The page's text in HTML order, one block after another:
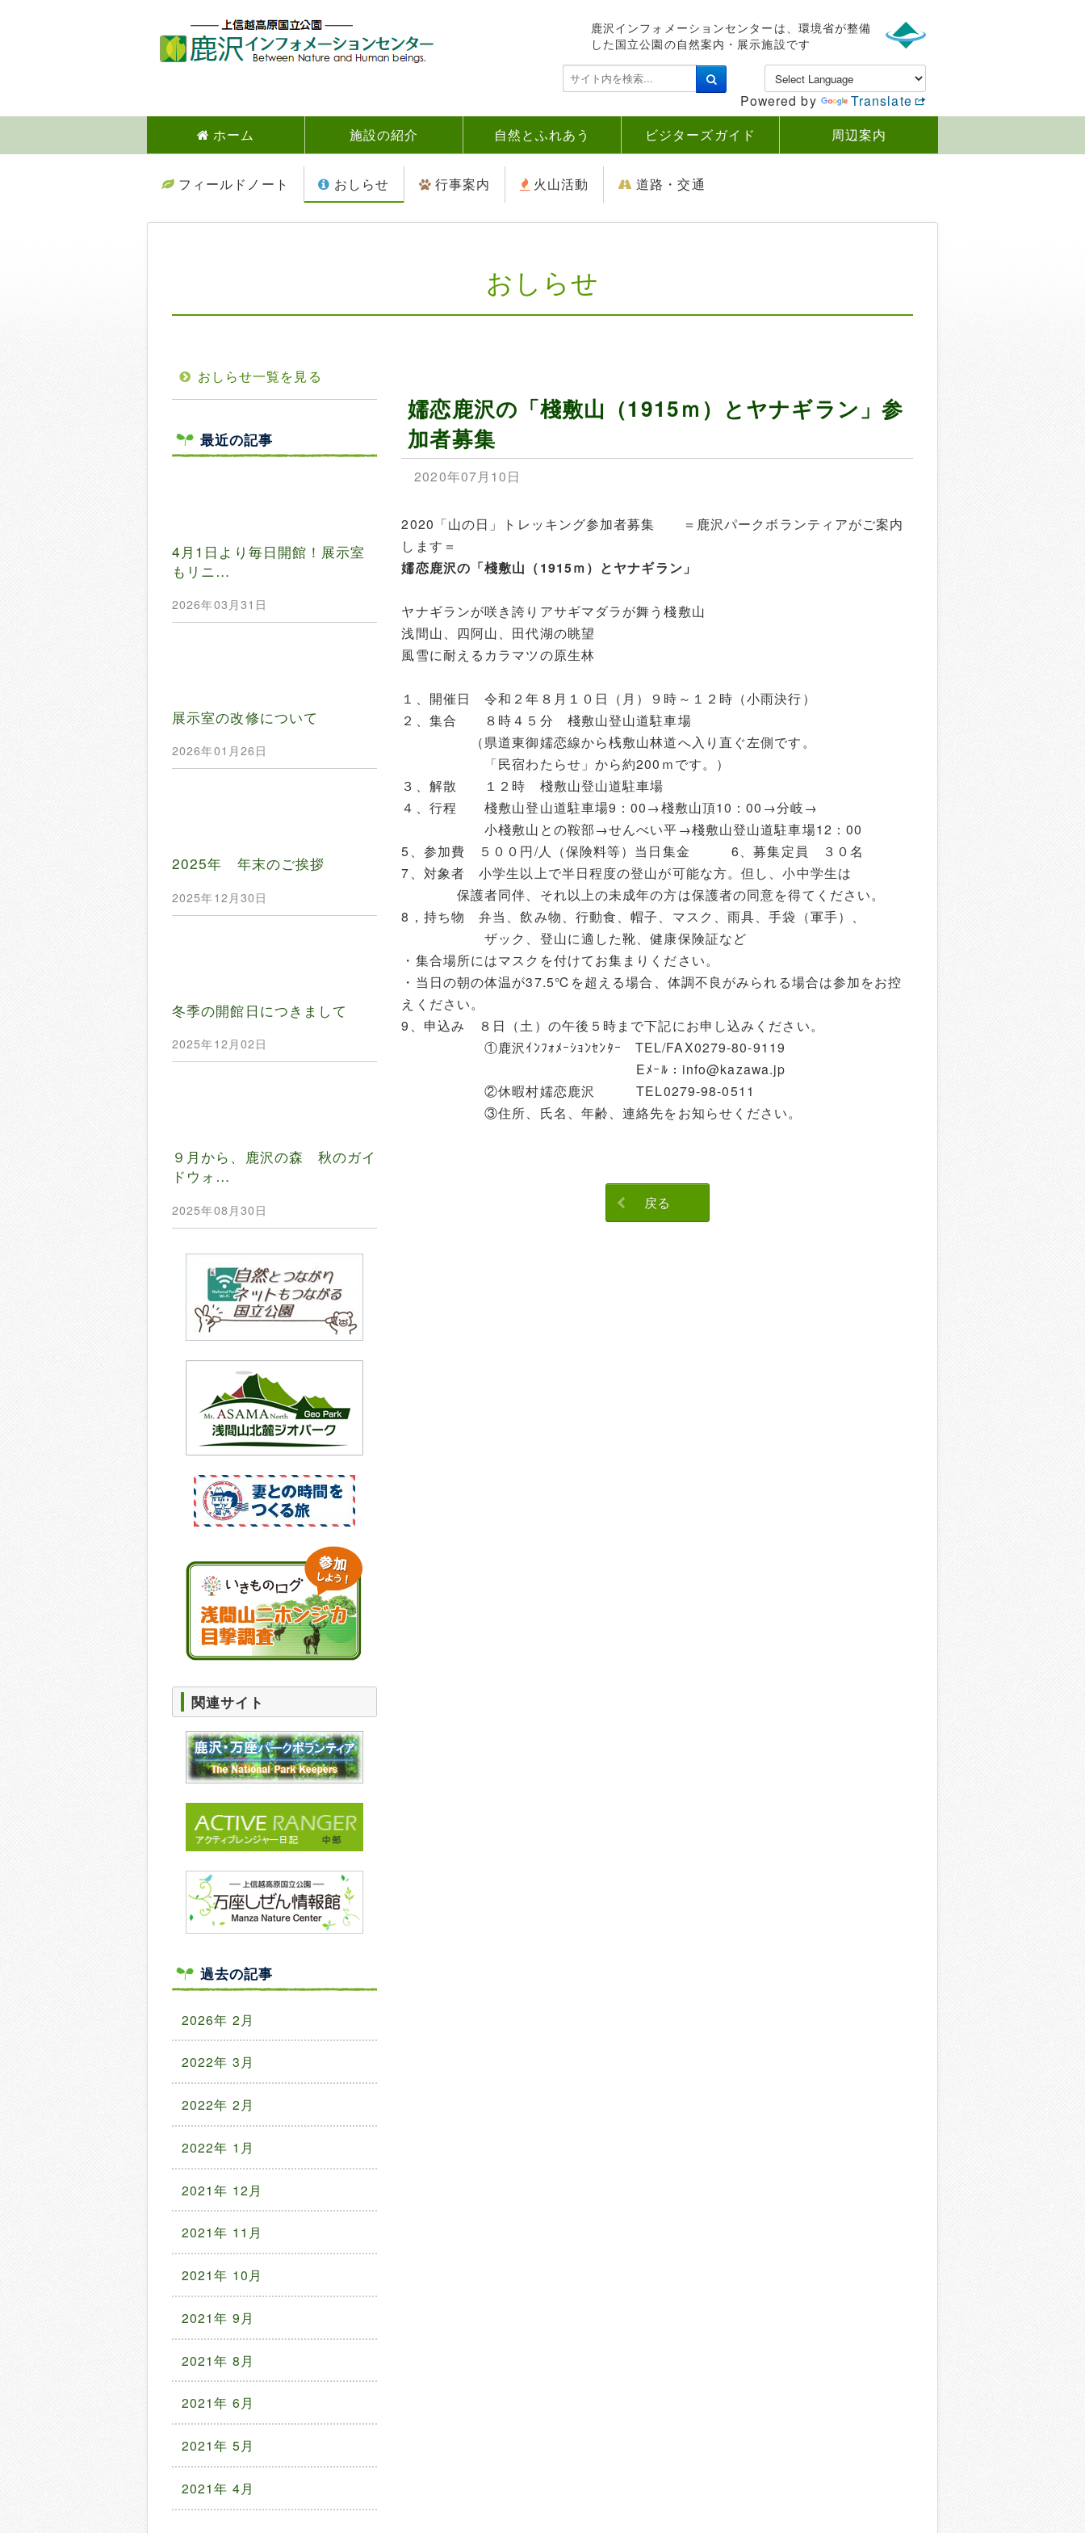
鹿沢インフォメーションセンターは、環境省が整備
した国立公園の自然案内・展示施設です
検
索
.
Powered by
Translate
ホーム
施設の紹介 自然とふれあう ビジターズガイド 周辺案内
フィールドノート おしらせ 行事案内 火山活動 道路・交通
おしらせ
嬬恋鹿沢の「棧敷山（1915ｍ）とヤナギラン」参
加者募集
2020年07月10日
2020「山の日」トレッキング参加者募集 ＝鹿沢パークボランティアがご案内
します＝
嬬恋鹿沢の「棧敷山（1915ｍ）とヤナギラン」
ヤナギランが咲き誇りアサギマダラが舞う棧敷山
浅間山、四阿山、田代湖の眺望
風雪に耐えるカラマツの原生林
１、開催日 令和２年８月１０日（月）９時～１２時（小雨決行）
２、集合 ８時４５分 棧敷山登山道駐車場
（県道東御嬬恋線から桟敷山林道へ入り直ぐ左側です。
「民宿わたらせ」から約200ｍです。）
３、解散 １２時 棧敷山登山道駐車場
４、行程 棧敷山登山道駐車場9：00→棧敷山頂10：00→分岐→
小棧敷山との鞍部→せんべい平→棧敷山登山道駐車場12：00
5、参加費 ５００円/人（保険料等）当日集金 6、募集定員 ３０名
7、対象者 小学生以上で半日程度の登山が可能な方。但し、小中学生は
保護者同伴、それ以上の未成年の方は保護者の同意を得てください。
8，持ち物 弁当、飲み物、行動食、帽子、マスク、雨具、手袋（軍手）、
ザック、登山に適した靴、健康保険証など
・集合場所にはマスクを付けてお集まりください。
・当日の朝の体温が37.5℃を超える場合、体調不良がみられる場合は参加をお控
えください。
9、申込み ８日（土）の午後５時まで下記にお申し込みください。
①鹿沢ｲﾝﾌｫﾒｰｼｮﾝｾﾝﾀｰ TEL/FAX0279-80-9119
Eﾒｰﾙ： info@kazawa.jp
②休暇村嬬恋鹿沢 TEL0279-98-0511
③住所、氏名、年齢、連絡先をお知らせください。
戻る
おしらせ一覧を見る
最近の記事
4月1日より毎日開館！展示室
もリニ…
2026年03月31日
展示室の改修について
2026年01月26日
2025年 年末のご挨拶
2025年12月30日
冬季の開館日につきまして
2025年12月02日
９月から、鹿沢の森 秋のガイ
ドウォ…
2025年08月30日
関連サイト
過去の記事
2026年 2月
2022年 3月
2022年 2月
2022年 1月
2021年 12月
2021年 11月
2021年 10月
2021年 9月
2021年 8月
2021年 6月
2021年 5月
2021年 4月